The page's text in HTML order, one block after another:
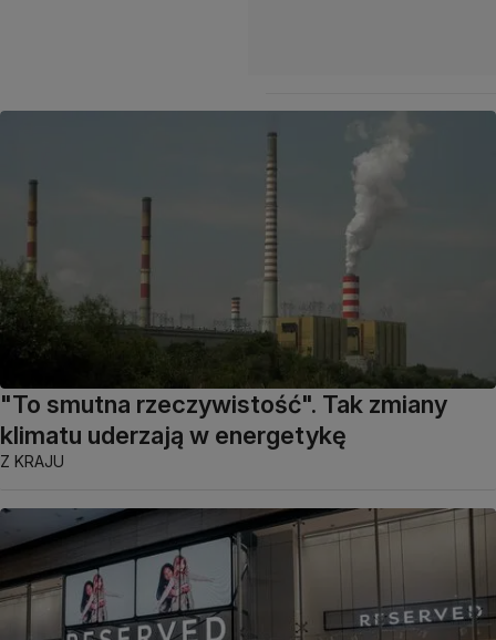
"To smutna rzeczywistość". Tak zmiany
klimatu uderzają w energetykę
Z KRAJU